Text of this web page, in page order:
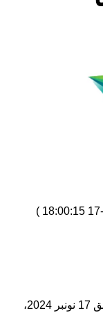
)
في مباراة ودية مثيرة أقيمت يوم الأحد الموافق 17 نونبر 2024،